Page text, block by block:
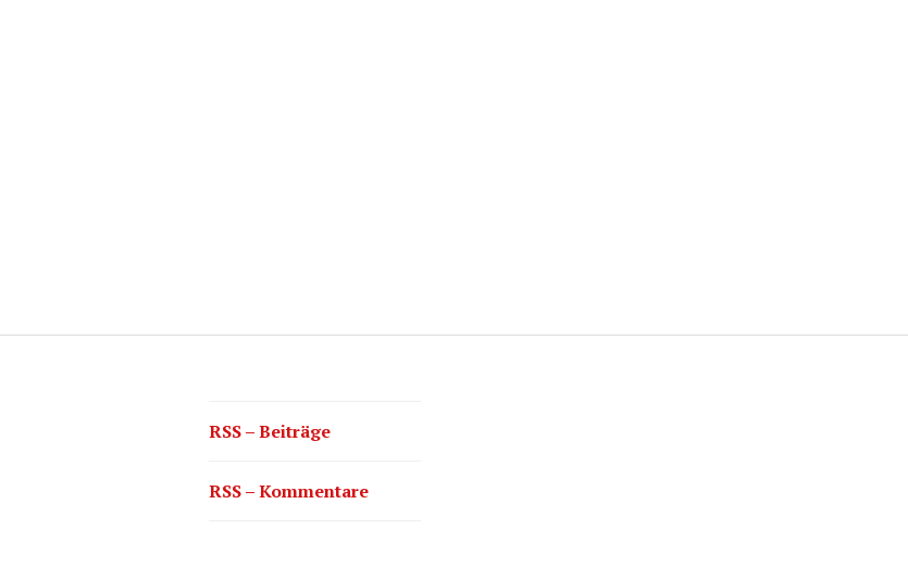
RSS – Beiträge
RSS – Kommentare